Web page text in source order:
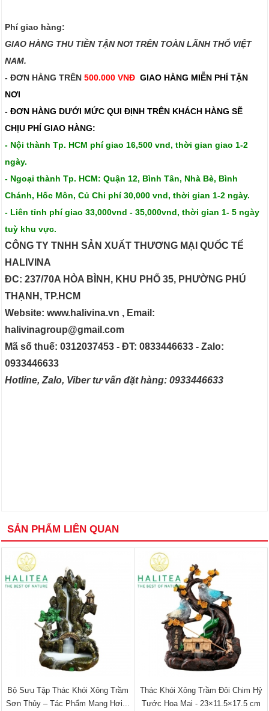
Phí giao hàng:
GIAO HÀNG THU TIỀN TẬN NƠI TRÊN TOÀN LÃNH THỔ VIỆT
NAM.​​
- ĐƠN HÀNG TRÊN500.000 VNĐ GIAO HÀNG MIỄN PHÍ TẬN
NƠI
- ĐƠN HÀNG DƯỚI MỨC QUI ĐỊNH TRÊN KHÁCH HÀNG SẼ
CHỊU PHÍ GIAO HÀNG:
- Nội thành Tp. HCM phí giao 16,500 vnd, thời gian giao 1-2
ngày.
- Ngoại thành Tp. HCM: Quận 12, Bình Tân, Nhà Bè, Bình
Chánh, Hốc Môn, Củ Chi phí 30,000 vnd, thời gian 1-2 ngày.
- Liên tỉnh phí giao 33,000vnd - 35,000vnd, thời gian 1- 5 ngày
tuỳ khu vực.
CÔNG TY TNHH SẢN XUẤT THƯƠNG MẠI QUỐC TẾ
HALIVINA
ĐC: 237/70A HÒA BÌNH, KHU PHỐ 35, PHƯỜNG PHÚ
THẠNH, TP.HCM
Website: www.halivina.vn , Email:
halivinagroup@gmail.com
Mã số thuế: 0312037453 - ĐT: 0833446633 - Zalo:
0933446633
Hotline, Zalo, Viber tư vấn đặt hàng: 0933446633
SẢN PHẨM LIÊN QUAN
Bộ Sưu Tập Thác Khói Xông Trầm
Sơn Thủy – Tác Phẩm Mang Hơi...
Thác Khói Xông Trầm Đôi Chim Hỷ
Tước Hoa Mai - 23×11.5×17.5 cm